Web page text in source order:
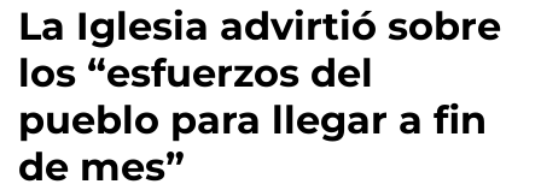
La Iglesia advirtió sobre
los “esfuerzos del
pueblo para llegar a fin
de mes”